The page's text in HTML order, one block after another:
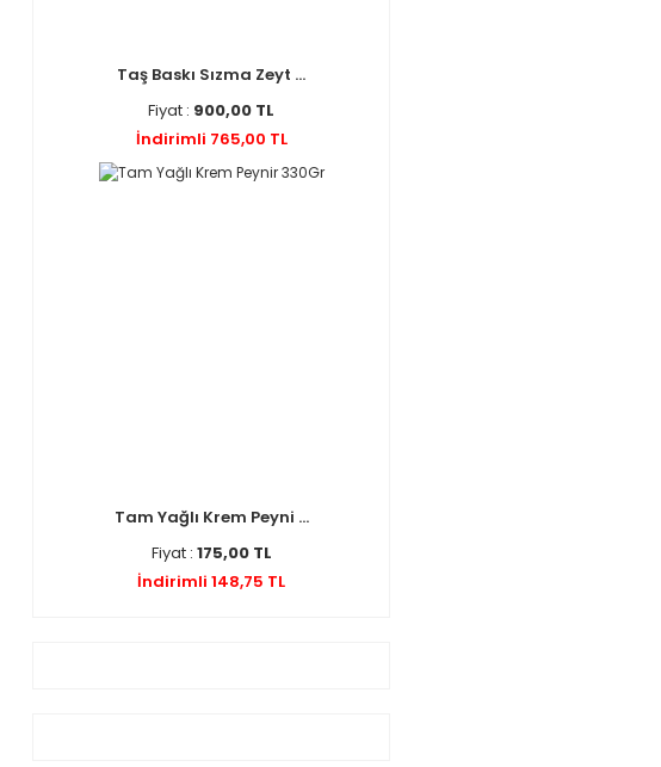
Taş Baskı Sızma Zeyt ...
Fiyat : 900,00 TL
İndirimli 765,00 TL
Tam Yağlı Krem Peyni ...
Fiyat : 175,00 TL
İndirimli 148,75 TL